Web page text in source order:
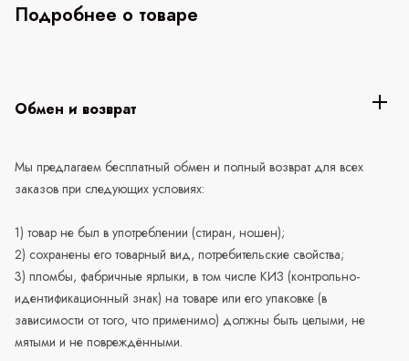
Подробнее о товаре
Обмен и возврат
Мы предлагаем бесплатный обмен и полный возврат для всех
заказов при следующих условиях:
1) товар не был в употреблении (стиран, ношен);
2) сохранены его товарный вид, потребительские свойства;
3) пломбы, фабричные ярлыки, в том числе КИЗ (контрольно-
идентификационный знак) на товаре или его упаковке (в
зависимости от того, что применимо) должны быть целыми, не
мятыми и не повреждёнными.